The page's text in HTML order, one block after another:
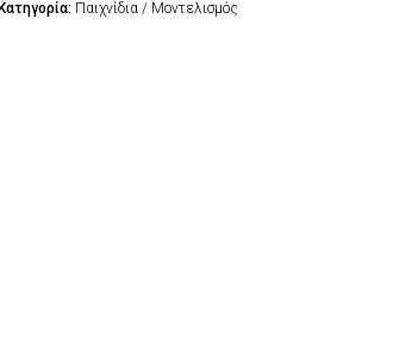
Παιχνίδια / Μοντελισμός